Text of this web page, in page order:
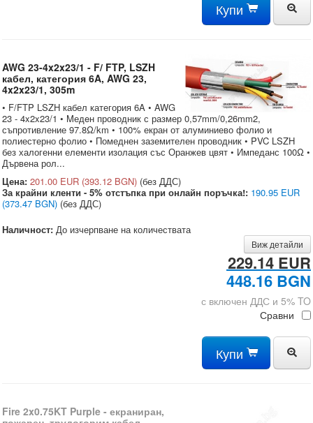
Купи
AWG 23-4x2x23/1 - F/ FTP, LSZH
кабел, категория 6A, AWG 23,
4x2x23/1, 305m
• F/FTP LSZH кабел категория 6A • AWG
23 - 4x2x23/1 • Mедeн проводник с размер 0,57mm/0,26mm2,
съпротивление 97.8Ω/km • 100% екран от алуминиево фолио и
полиестерно фолио • Помеднен заземителен проводник • PVC LSZH
без халогенни елементи изолация със Оранжев цвят • Импеданс 100Ω •
Дървена рол...
Цена: 201.00 EUR (393.12 BGN) (без ДДС)
За крайни кленти - 5% отстъпка при онлайн поръчка!: 190.95 EUR
(373.47 BGN) (без ДДС)
Наличност: До изчерпване на количествата
Виж детайли
229.14 EUR
448.16 BGN
с включен ДДС и 5% TO
Сравни
Купи
Fire 2x0.75KT Purple - екраниран,